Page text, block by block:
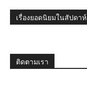
เรื่องยอดนิยมในสัปดาห์
ติดตามเรา